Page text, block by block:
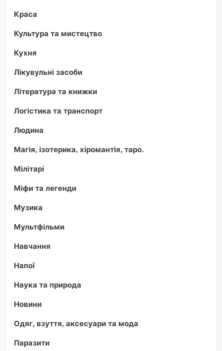
Краса
Культура та мистецтво
Кухня
Лікувульні засоби
Література та книжки
Логістика та транспорт
Людина
Магія, ізотерика, хіромантія, таро.
Мілітарі
Міфи та легенди
Музика
Мультфільми
Навчання
Напої
Наука та природа
Новини
Одяг, взуття, аксесуари та мода
Паразити